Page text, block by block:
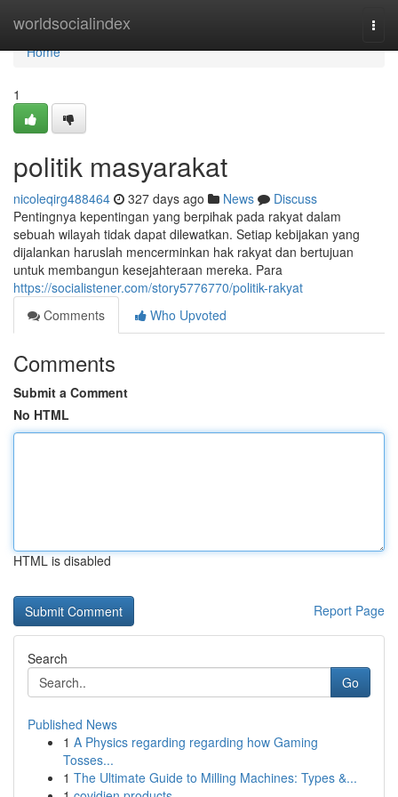
worldsocialindex
Home
Home
1
politik masyarakat
nicoleqirg488464 327 days ago News
Discuss
Pentingnya kepentingan yang berpihak pada rakyat dalam
sebuah wilayah tidak dapat dilewatkan. Setiap kebijakan yang
dijalankan haruslah mencerminkan hak rakyat dan bertujuan
untuk membangun kesejahteraan mereka. Para
https://socialistener.com/story5776770/politik-rakyat
Comments
Who Upvoted
Comments
Submit a Comment
No HTML
HTML is disabled
Report Page
Search
Go
Published News
1 A Physics regarding regarding how Gaming
Tosses...
1 The Ultimate Guide to Milling Machines: Types &...